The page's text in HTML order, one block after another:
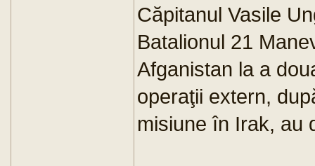
Căpitanul Vasile
Batalionul 21
Afganistan la a
operaţii extern,
misiune în Irak, au